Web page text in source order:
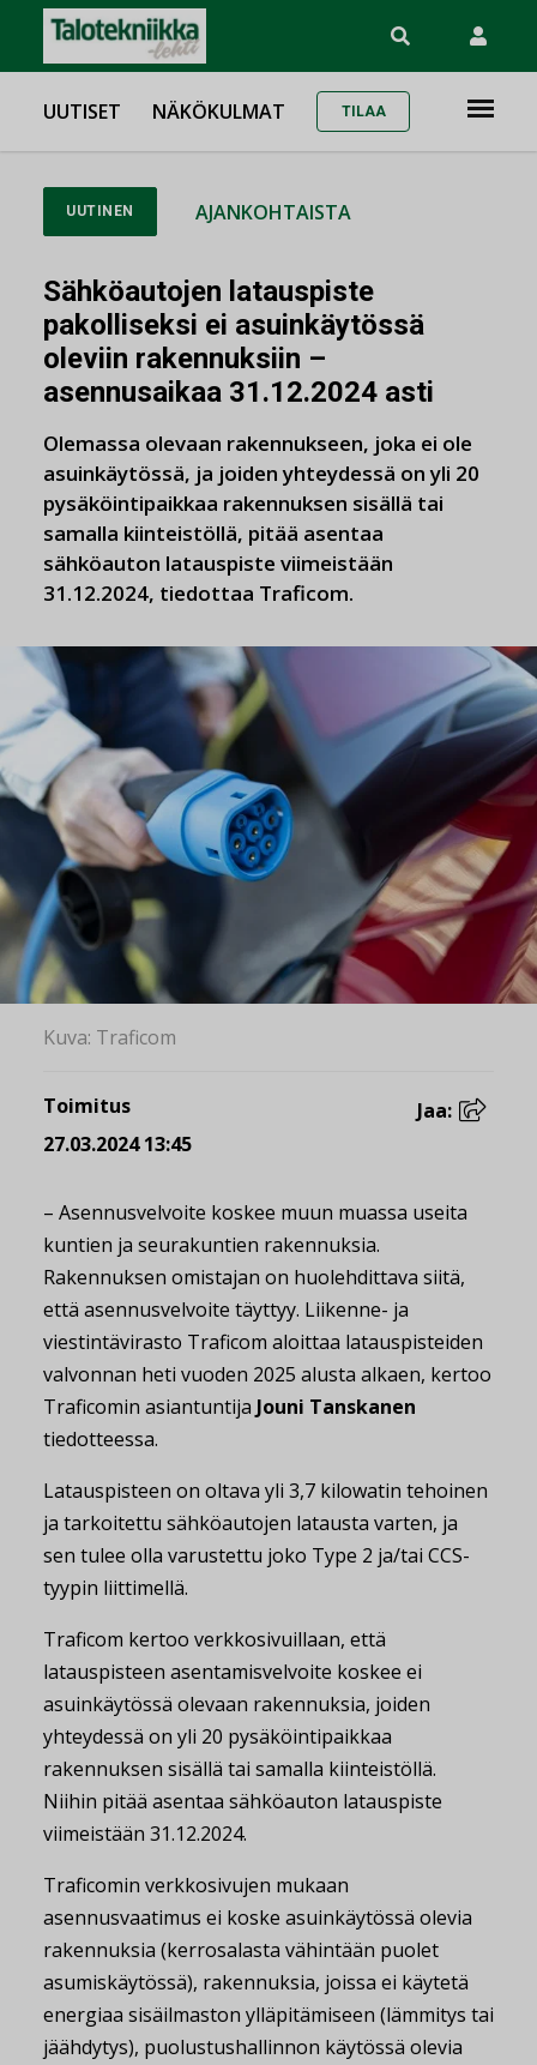
UUTISET NÄKÖKULMAT TILAA
UUTINEN AJANKOHTAISTA
Sähköautojen latauspiste
pakolliseksi ei asuinkäytössä
oleviin rakennuksiin –
asennusaikaa 31.12.2024 asti
Olemassa olevaan rakennukseen, joka ei ole
asuinkäytössä, ja joiden yhteydessä on yli 20
pysäköintipaikkaa rakennuksen sisällä tai
samalla kiinteistöllä, pitää asentaa
sähköauton latauspiste viimeistään
31.12.2024, tiedottaa Traficom.
Kuva: Traficom
Toimitus
27.03.2024 13:45
Jaa:
– Asennusvelvoite koskee muun muassa useita
kuntien ja seurakuntien rakennuksia.
Rakennuksen omistajan on huolehdittava siitä,
että asennusvelvoite täyttyy. Liikenne- ja
viestintävirasto Traficom aloittaa latauspisteiden
valvonnan heti vuoden 2025 alusta alkaen, kertoo
Traficomin asiantuntija Jouni Tanskanen
tiedotteessa.
Latauspisteen on oltava yli 3,7 kilowatin tehoinen
ja tarkoitettu sähköautojen latausta varten, ja
sen tulee olla varustettu joko Type 2 ja/tai CCS-
tyypin liittimellä.
Traficom kertoo verkkosivuillaan, että
latauspisteen asentamisvelvoite koskee ei
asuinkäytössä olevaan rakennuksia, joiden
yhteydessä on yli 20 pysäköintipaikkaa
rakennuksen sisällä tai samalla kiinteistöllä.
Niihin pitää asentaa sähköauton latauspiste
viimeistään 31.12.2024.
Traficomin verkkosivujen mukaan
asennusvaatimus ei koske asuinkäytössä olevia
rakennuksia (kerrosalasta vähintään puolet
asumiskäytössä), rakennuksia, joissa ei käytetä
energiaa sisäilmaston ylläpitämiseen (lämmitys tai
jäähdytys), puolustushallinnon käytössä olevia